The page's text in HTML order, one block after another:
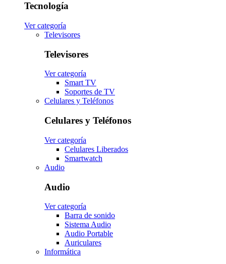
Tecnología
Ver categoría
Televisores
Televisores
Ver categoría
Smart TV
Soportes de TV
Celulares y Teléfonos
Celulares y Teléfonos
Ver categoría
Celulares Liberados
Smartwatch
Audio
Audio
Ver categoría
Barra de sonido
Sistema Audio
Audio Portable
Auriculares
Informática